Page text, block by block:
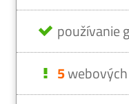
používanie
5